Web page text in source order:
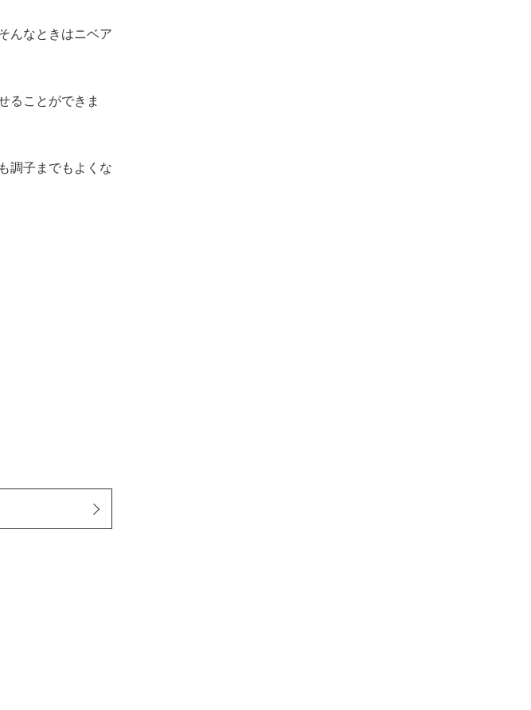
んなときはニベア
ることができま
調子までもよくな